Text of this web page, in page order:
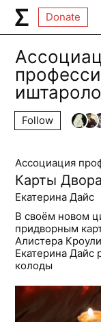
Donate
Follow
Ассоциация
Карты Двора
Екатерина Дайс
В своём новом
придворным
Алистера
Екатерина Дайс
колоды